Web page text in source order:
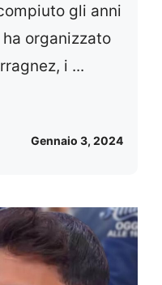
gli anni
organizzato
i ...
Gennaio 3, 2024